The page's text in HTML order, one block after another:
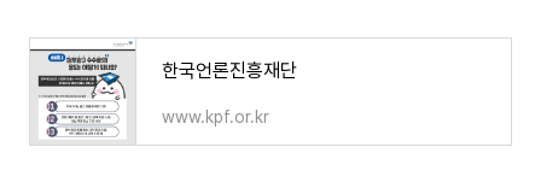
한국언론진흥재단
www.kpf.or.kr